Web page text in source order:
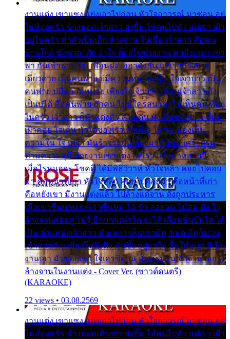
งานแต่ง เขาแซง แย่งเอาไปก่อน หัวใจอาวรณ์ มาซ่อน อยู่
ในห้องครัว ข้างนอกเจ้าสาว ส่งยิ้ม ให้คนไปทั่ว แต่เรา เฝ้า
อยู่ในครัว ทำตัวเป็นเด็ก ล้างจาน ในเมื่อ เจ้าสาว คือคน
บ้านใกล้ พึ่งพาอาศัย จำใจ ต้องไปช่วยงาน พอถึงเวลา เขา
พา กันเข้าพาขวัญ เพื่อนฝูง เฮฮาดังลั่น แต่เราล้างจาน
เดียวดาย เป็นคนพ่าย บ่มีความหมาย เคียงใจเจ้าบ่าว เป็น
คนพ่าย บ่มีความหมาย เคียงใจเจ้าบ่าว เพื่อนเจ้าสาว ยัง
เป็นบ่ได้ คือคนพ่าย ฮักคน ไม่มีใครสน เขาไม่เห็นคน ที่อยู่
ในครัว เจ้าสาว ก็มัวแต่งตัว สวยเด่น นั่งเคียงเจ้าบ่าว ที่เขา
เฝ้าคอย ใจเต้น หัวใจของเรา ลำเค็ญ ใครจะมองเห็น
ความใน ใจ เศร้า มันร้าวระบม ต้องมาขื่นขม เศร้าตรม
ท่ามความสุขี ช่วยงานเขาแต่ง แต่เรา แล้งมาหลายปี
เมื่อไรหนอจะ โชคดี ได้มีพิธีวิวาห์ หัวใจหล้า คอยไปคอย
มา คือหน้าที่เก่า หัวใจหล้า คอยไปคอยมา คือหน้าที่เก่า
คือหยังเขา มีงานแต่งแล้ว ไปล้างแต่จาน ดั่งถูกประหาร
เมื่อเขาชื่นบาน แต่เราขื่นขม โอ้ รัก ลอยลม ไม่สม ดัง ใจ
ล้างจานคอยคู่ ไม่รู้ อีกนานเท่าใด จะได้ เลื่อนขั้นบันได ได้
เป็น ตำแหน่งเจ้าสาว มันเหงา เห็นเขามีคู่ ซมดู มีคู่ก็ม่วน
เข้าพาขวัญ เสียงโห่ตึงตึง มันซึ้ง อยู่แก่ใจ มื้อใด๋หนอ สิเป็น
งานเฮา มัวซอยเขา ใจเฮาซิด้าน มันทรมาน จับจาน เอย…
ล้างจานในงานแต่ง - Cover Ver. (ซาวด์ดนตรี)
(KARAOKE)
22 views • 03.08.2569
งานแต่ง เขาแซง แย่งเอาไปก่อน หัวใจอาวรณ์ มาซ่อน อยู่
ในห้องครัว ข้างนอกเจ้าสาว ส่งยิ้ม ให้คนไปทั่ว แต่เรา เฝ้า